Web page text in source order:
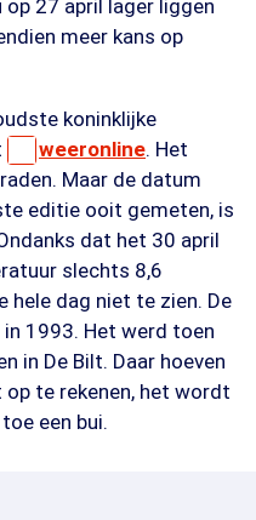
27 april lager liggen
meer kans op
koninklijke
weeronline. Het
Maar de datum
editie ooit gemeten, is
dat het 30 april
slechts 8,6
hele dag niet te zien. De
1993. Het werd toen
in De Bilt. Daar hoeven
te rekenen, het wordt
een bui.